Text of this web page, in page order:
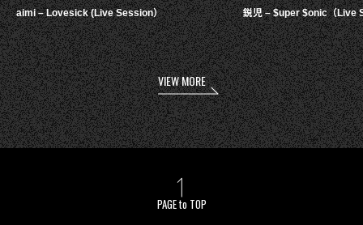
aimi – Lovesick (Live Session） 鋭児 – $uper $onic（Live
VIEW MORE
PAGE to TOP